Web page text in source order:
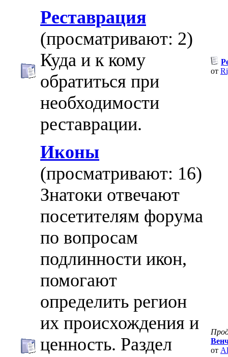
Реставрация
(просматривают: 2)
Куда и к кому
обратиться при
необходимости
реставрации.
от
Иконы
(просматривают: 16)
Знатоки отвечают
посетителям форума
по вопросам
подлинности икон,
помогают
определить регион
их происхождения и
ценность. Раздел
от